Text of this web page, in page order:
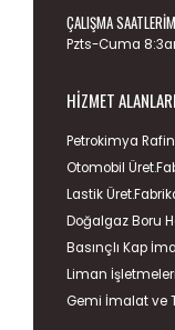
ÇALIŞMA
Pzts-Cuma
HIZMET
Petrokimya
Otomobil
Lastik
Doğalgaz Boru
Basınçlı Kap
Liman İşletmeleri
Gemi İmalat ve